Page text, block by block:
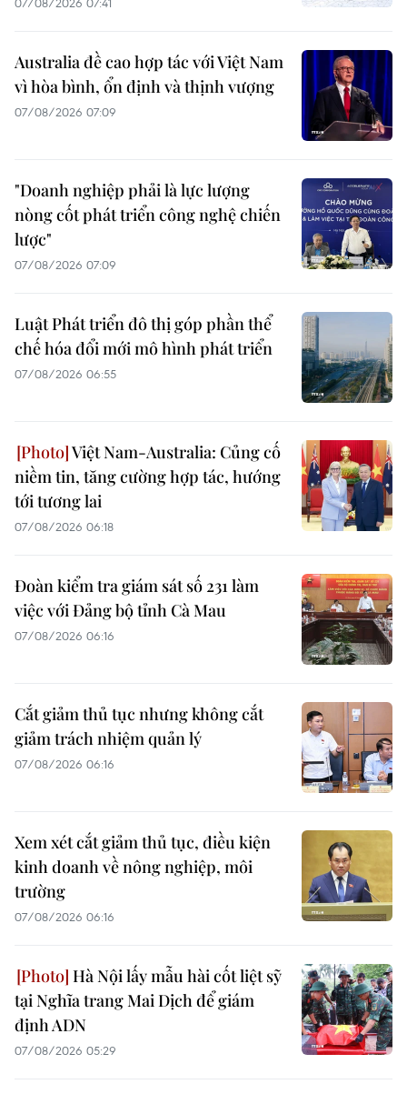
Australia đề cao hợp tác với Việt Nam
vì hòa bình, ổn định và thịnh vượng
07/08/2026 07:09
"Doanh nghiệp phải là lực lượng
nòng cốt phát triển công nghệ chiến
lược"
07/08/2026 07:09
Luật Phát triển đô thị góp phần thể
chế hóa đổi mới mô hình phát triển
07/08/2026 06:55
Việt Nam-Australia: Củng cố
niềm tin, tăng cường hợp tác, hướng
tới tương lai
07/08/2026 06:18
Đoàn kiểm tra giám sát số 231 làm
việc với Đảng bộ tỉnh Cà Mau
07/08/2026 06:16
Cắt giảm thủ tục nhưng không cắt
giảm trách nhiệm quản lý
07/08/2026 06:16
Xem xét cắt giảm thủ tục, điều kiện
kinh doanh về nông nghiệp, môi
trường
07/08/2026 06:16
Hà Nội lấy mẫu hài cốt liệt sỹ
tại Nghĩa trang Mai Dịch để giám
định ADN
07/08/2026 05:29